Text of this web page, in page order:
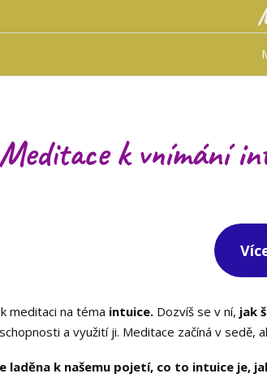
Meditace k vnímání
meditaci na téma intuice. Dozvíš se v ní, jak
a využití ji. Meditace začíná v sedě,
laděna k našemu pojetí, co to intuice je,